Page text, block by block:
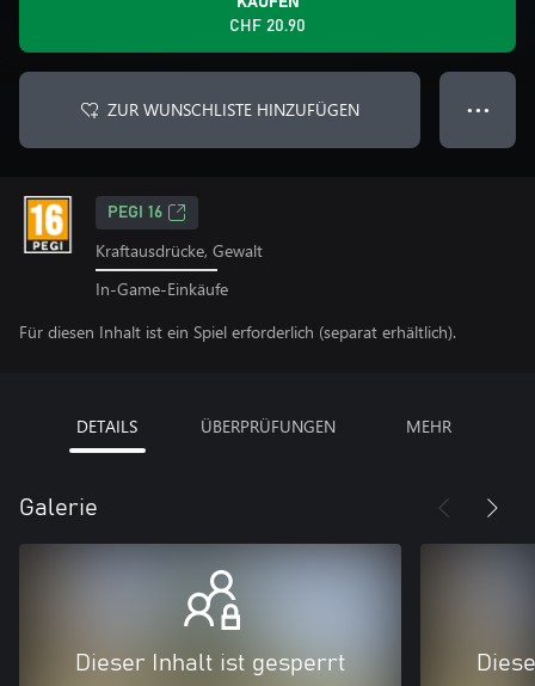
CHF 20.90
ZUR WUNSCHLISTE HINZUFÜGEN ● ● ●
PEGI 16
Kraftausdrücke, Gewalt
In-Game-Einkäufe
Für diesen Inhalt ist ein Spiel erforderlich (separat erhältlich).
DETAILS ÜBERPRÜFUNGEN MEHR
Galerie
Dieser Inhalt ist gesperrt